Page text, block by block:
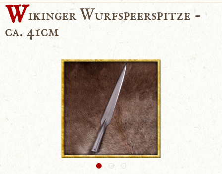
Wikinger Wurfspeerspitze -
ca. 41cm